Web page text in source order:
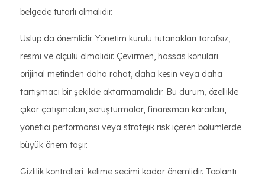
belgede tutarlı olmalıdır.
Üslup da önemlidir. Yönetim kurulu tutanakları tarafsız,
resmi ve ölçülü olmalıdır. Çevirmen, hassas konuları
orijinal metinden daha rahat, daha kesin veya daha
tartışmacı bir şekilde aktarmamalıdır. Bu durum, özellikle
çıkar çatışmaları, soruşturmalar, finansman kararları,
yönetici performansı veya stratejik risk içeren bölümlerde
büyük önem taşır.
Gizlilik kontrolleri, kelime seçimi kadar önemlidir. Toplantı